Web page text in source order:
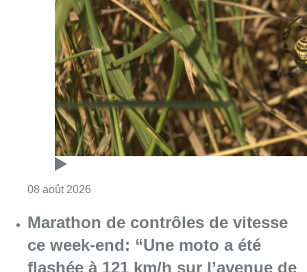
08 août 2026
Marathon de contrôles de vitesse
ce week-end: “Une moto a été
flashée à 121 km/h sur l’avenue de